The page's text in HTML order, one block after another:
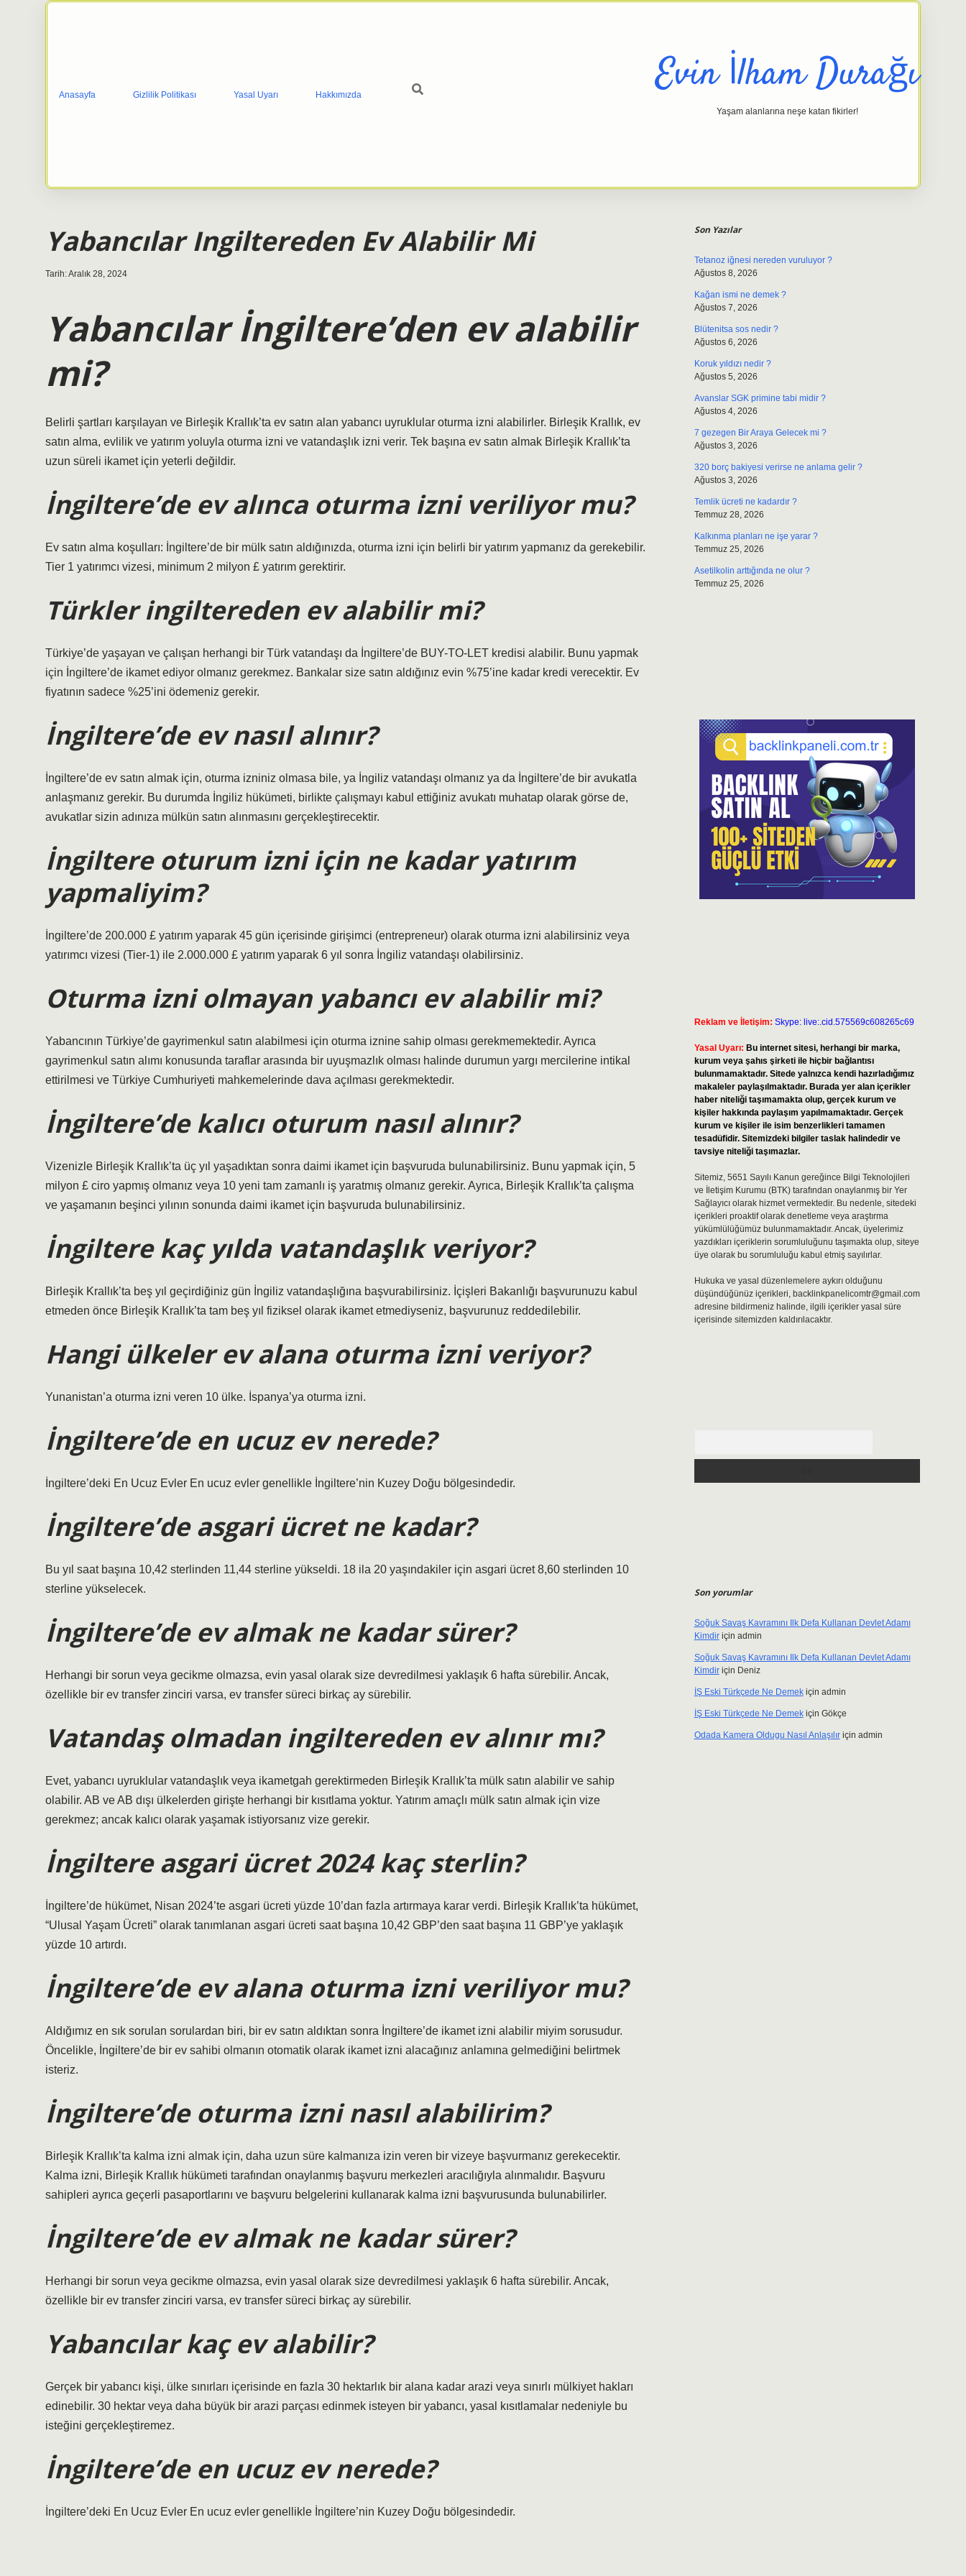
Anasayfa Gizlilik Politikası Yasal Uyarı Hakkımızda Evin İlham Durağı
Yaşam alanlarına neşe katan fikirler!
Yabancılar Ingiltereden Ev Alabilir Mi
Tarih: Aralık 28, 2024
Yabancılar İngiltere’den ev alabilir
mi?
Belirli şartları karşılayan ve Birleşik Krallık’ta ev satın alan yabancı uyruklular oturma izni alabilirler. Birleşik Krallık, ev
satın alma, evlilik ve yatırım yoluyla oturma izni ve vatandaşlık izni verir. Tek başına ev satın almak Birleşik Krallık’ta
uzun süreli ikamet için yeterli değildir.
İngiltere’de ev alınca oturma izni veriliyor mu?
Ev satın alma koşulları: İngiltere’de bir mülk satın aldığınızda, oturma izni için belirli bir yatırım yapmanız da gerekebilir.
Tier 1 yatırımcı vizesi, minimum 2 milyon £ yatırım gerektirir.
Türkler ingiltereden ev alabilir mi?
Türkiye’de yaşayan ve çalışan herhangi bir Türk vatandaşı da İngiltere’de BUY-TO-LET kredisi alabilir. Bunu yapmak
için İngiltere’de ikamet ediyor olmanız gerekmez. Bankalar size satın aldığınız evin %75’ine kadar kredi verecektir. Ev
fiyatının sadece %25’ini ödemeniz gerekir.
İngiltere’de ev nasıl alınır?
İngiltere’de ev satın almak için, oturma izniniz olmasa bile, ya İngiliz vatandaşı olmanız ya da İngiltere’de bir avukatla
anlaşmanız gerekir. Bu durumda İngiliz hükümeti, birlikte çalışmayı kabul ettiğiniz avukatı muhatap olarak görse de,
avukatlar sizin adınıza mülkün satın alınmasını gerçekleştirecektir.
İngiltere oturum izni için ne kadar yatırım
yapmaliyim?
İngiltere’de 200.000 £ yatırım yaparak 45 gün içerisinde girişimci (entrepreneur) olarak oturma izni alabilirsiniz veya
yatırımcı vizesi (Tier-1) ile 2.000.000 £ yatırım yaparak 6 yıl sonra İngiliz vatandaşı olabilirsiniz.
Oturma izni olmayan yabancı ev alabilir mi?
Yabancının Türkiye’de gayrimenkul satın alabilmesi için oturma iznine sahip olması gerekmemektedir. Ayrıca
gayrimenkul satın alımı konusunda taraflar arasında bir uyuşmazlık olması halinde durumun yargı mercilerine intikal
ettirilmesi ve Türkiye Cumhuriyeti mahkemelerinde dava açılması gerekmektedir.
İngiltere’de kalıcı oturum nasıl alınır?
Vizenizle Birleşik Krallık’ta üç yıl yaşadıktan sonra daimi ikamet için başvuruda bulunabilirsiniz. Bunu yapmak için, 5
milyon £ ciro yapmış olmanız veya 10 yeni tam zamanlı iş yaratmış olmanız gerekir. Ayrıca, Birleşik Krallık’ta çalışma
ve yaşamanın beşinci yılının sonunda daimi ikamet için başvuruda bulunabilirsiniz.
İngiltere kaç yılda vatandaşlık veriyor?
Birleşik Krallık’ta beş yıl geçirdiğiniz gün İngiliz vatandaşlığına başvurabilirsiniz. İçişleri Bakanlığı başvurunuzu kabul
etmeden önce Birleşik Krallık’ta tam beş yıl fiziksel olarak ikamet etmediyseniz, başvurunuz reddedilebilir.
Hangi ülkeler ev alana oturma izni veriyor?
Yunanistan’a oturma izni veren 10 ülke. İspanya’ya oturma izni.
İngiltere’de en ucuz ev nerede?
İngiltere’deki En Ucuz Evler En ucuz evler genellikle İngiltere’nin Kuzey Doğu bölgesindedir.
İngiltere’de asgari ücret ne kadar?
Bu yıl saat başına 10,42 sterlinden 11,44 sterline yükseldi. 18 ila 20 yaşındakiler için asgari ücret 8,60 sterlinden 10
sterline yükselecek.
İngiltere’de ev almak ne kadar sürer?
Herhangi bir sorun veya gecikme olmazsa, evin yasal olarak size devredilmesi yaklaşık 6 hafta sürebilir. Ancak,
özellikle bir ev transfer zinciri varsa, ev transfer süreci birkaç ay sürebilir.
Vatandaş olmadan ingiltereden ev alınır mı?
Evet, yabancı uyruklular vatandaşlık veya ikametgah gerektirmeden Birleşik Krallık’ta mülk satın alabilir ve sahip
olabilir. AB ve AB dışı ülkelerden girişte herhangi bir kısıtlama yoktur. Yatırım amaçlı mülk satın almak için vize
gerekmez; ancak kalıcı olarak yaşamak istiyorsanız vize gerekir.
İngiltere asgari ücret 2024 kaç sterlin?
İngiltere’de hükümet, Nisan 2024’te asgari ücreti yüzde 10’dan fazla artırmaya karar verdi. Birleşik Krallık’ta hükümet,
“Ulusal Yaşam Ücreti” olarak tanımlanan asgari ücreti saat başına 10,42 GBP’den saat başına 11 GBP’ye yaklaşık
yüzde 10 artırdı.
İngiltere’de ev alana oturma izni veriliyor mu?
Aldığımız en sık sorulan sorulardan biri, bir ev satın aldıktan sonra İngiltere’de ikamet izni alabilir miyim sorusudur.
Öncelikle, İngiltere’de bir ev sahibi olmanın otomatik olarak ikamet izni alacağınız anlamına gelmediğini belirtmek
isteriz.
İngiltere’de oturma izni nasıl alabilirim?
Birleşik Krallık’ta kalma izni almak için, daha uzun süre kalmanıza izin veren bir vizeye başvurmanız gerekecektir.
Kalma izni, Birleşik Krallık hükümeti tarafından onaylanmış başvuru merkezleri aracılığıyla alınmalıdır. Başvuru
sahipleri ayrıca geçerli pasaportlarını ve başvuru belgelerini kullanarak kalma izni başvurusunda bulunabilirler.
İngiltere’de ev almak ne kadar sürer?
Herhangi bir sorun veya gecikme olmazsa, evin yasal olarak size devredilmesi yaklaşık 6 hafta sürebilir. Ancak,
özellikle bir ev transfer zinciri varsa, ev transfer süreci birkaç ay sürebilir.
Yabancılar kaç ev alabilir?
Gerçek bir yabancı kişi, ülke sınırları içerisinde en fazla 30 hektarlık bir alana kadar arazi veya sınırlı mülkiyet hakları
edinebilir. 30 hektar veya daha büyük bir arazi parçası edinmek isteyen bir yabancı, yasal kısıtlamalar nedeniyle bu
isteğini gerçekleştiremez.
İngiltere’de en ucuz ev nerede?
İngiltere’deki En Ucuz Evler En ucuz evler genellikle İngiltere’nin Kuzey Doğu bölgesindedir.
Son Yazılar
Tetanoz iğnesi nereden vuruluyor ?
Ağustos 8, 2026
Kağan ismi ne demek ?
Ağustos 7, 2026
Blütenitsa sos nedir ?
Ağustos 6, 2026
Koruk yıldızı nedir ?
Ağustos 5, 2026
Avanslar SGK primine tabi midir ?
Ağustos 4, 2026
7 gezegen Bir Araya Gelecek mi ?
Ağustos 3, 2026
320 borç bakiyesi verirse ne anlama gelir ?
Ağustos 3, 2026
Temlik ücreti ne kadardır ?
Temmuz 28, 2026
Kalkınma planları ne işe yarar ?
Temmuz 25, 2026
Asetilkolin arttığında ne olur ?
Temmuz 25, 2026
Reklam ve İletişim: Skype: live:.cid.575569c608265c69
Yasal Uyarı: Bu internet sitesi, herhangi bir marka,
kurum veya şahıs şirketi ile hiçbir bağlantısı
bulunmamaktadır. Sitede yalnızca kendi hazırladığımız
makaleler paylaşılmaktadır. Burada yer alan içerikler
haber niteliği taşımamakta olup, gerçek kurum ve
kişiler hakkında paylaşım yapılmamaktadır. Gerçek
kurum ve kişiler ile isim benzerlikleri tamamen
tesadüfidir. Sitemizdeki bilgiler taslak halindedir ve
tavsiye niteliği taşımazlar.
Sitemiz, 5651 Sayılı Kanun gereğince Bilgi Teknolojileri
ve İletişim Kurumu (BTK) tarafından onaylanmış bir Yer
Sağlayıcı olarak hizmet vermektedir. Bu nedenle, sitedeki
içerikleri proaktif olarak denetleme veya araştırma
yükümlülüğümüz bulunmamaktadır. Ancak, üyelerimiz
yazdıkları içeriklerin sorumluluğunu taşımakta olup, siteye
üye olarak bu sorumluluğu kabul etmiş sayılırlar.
Hukuka ve yasal düzenlemelere aykırı olduğunu
düşündüğünüz içerikleri, backlinkpanelicomtr@gmail.com
adresine bildirmeniz halinde, ilgili içerikler yasal süre
içerisinde sitemizden kaldırılacaktır.
Son yorumlar
Soğuk Savaş Kavramını Ilk Defa Kullanan Devlet Adamı
Kimdiriçin admin
Soğuk Savaş Kavramını Ilk Defa Kullanan Devlet Adamı
Kimdiriçin Deniz
İŞ Eski Türkçede Ne Demekiçin admin
İŞ Eski Türkçede Ne Demekiçin Gökçe
Odada Kamera Oldugu Nasıl Anlaşılıriçin admin